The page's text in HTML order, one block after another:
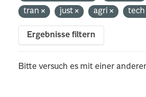
tran
just agri
Ergebnisse filtern
Bitte versuch es mit einer